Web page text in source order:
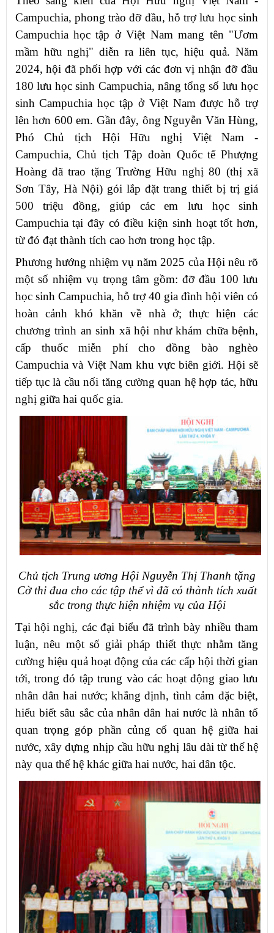
Campuchia, phong trào đỡ đầu, hỗ trợ lưu học sinh
Campuchia học tập ở Việt Nam mang tên "Ươm
mầm hữu nghị" diễn ra liên tục, hiệu quả. Năm
2024, hội đã phối hợp với các đơn vị nhận đỡ đầu
180 lưu học sinh Campuchia, nâng tổng số lưu học
sinh Campuchia học tập ở Việt Nam được hỗ trợ
lên hơn 600 em. Gần đây, ông Nguyễn Văn Hùng,
Phó Chủ tịch Hội Hữu nghị Việt Nam -
Campuchia, Chủ tịch Tập đoàn Quốc tế Phượng
Hoàng đã trao tặng Trường Hữu nghị 80 (thị xã
Sơn Tây, Hà Nội) gói lắp đặt trang thiết bị trị giá
500 triệu đồng, giúp các em lưu học sinh
Campuchia tại đây có điều kiện sinh hoạt tốt hơn,
từ đó đạt thành tích cao hơn trong học tập.
Phương hướng nhiệm vụ năm 2025 của Hội nêu rõ
một số nhiệm vụ trọng tâm gồm: đỡ đầu 100 lưu
học sinh Campuchia, hỗ trợ 40 gia đình hội viên có
hoàn cảnh khó khăn về nhà ở; thực hiện các
chương trình an sinh xã hội như khám chữa bệnh,
cấp thuốc miễn phí cho đồng bào nghèo
Campuchia và Việt Nam khu vực biên giới. Hội sẽ
tiếp tục là cầu nối tăng cường quan hệ hợp tác, hữu
nghị giữa hai quốc gia.
Chủ tịch Trung ương Hội Nguyễn Thị Thanh tặng
Cờ thi đua cho các tập thể vì đã có thành tích xuất
sắc trong thực hiện nhiệm vụ của Hội
Tại hội nghị, các đại biểu đã trình bày nhiều tham
luận, nêu một số giải pháp thiết thực nhằm tăng
cường hiệu quả hoạt động của các cấp hội thời gian
tới, trong đó tập trung vào các hoạt động giao lưu
nhân dân hai nước; khẳng định, tình cảm đặc biệt,
hiểu biết sâu sắc của nhân dân hai nước là nhân tố
quan trọng góp phần củng cố quan hệ giữa hai
nước, xây dựng nhịp cầu hữu nghị lâu dài từ thế hệ
này qua thế hệ khác giữa hai nước, hai dân tộc.